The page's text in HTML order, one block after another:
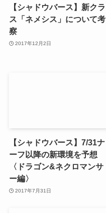
【シャドウバース】新クラ
ス「ネメシス」について考
察
2017年12月2日
【シャドウバース】7/31ナ
ーフ以降の新環境を予想
〈ドラゴン&ネクロマンサ
ー編〉
2017年7月31日